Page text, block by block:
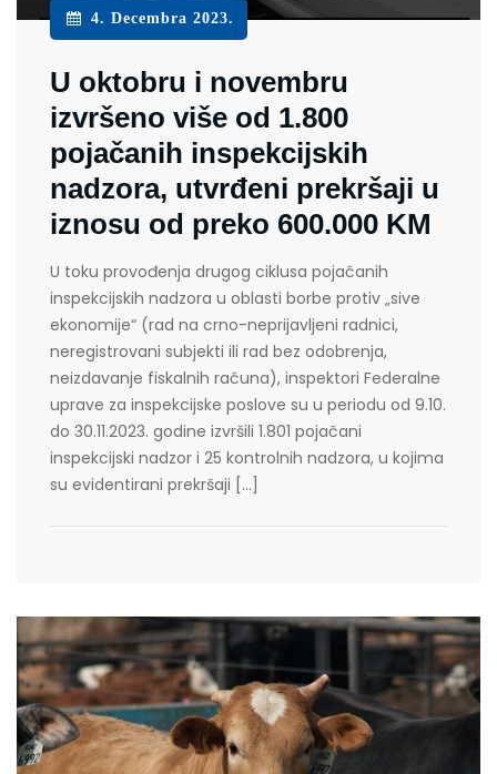
4. Decembra 2023.
U oktobru i novembru
izvršeno više od 1.800
pojačanih inspekcijskih
nadzora, utvrđeni prekršaji u
iznosu od preko 600.000 KM
U toku provođenja drugog ciklusa pojačanih
inspekcijskih nadzora u oblasti borbe protiv „sive
ekonomije“ (rad na crno-neprijavljeni radnici,
neregistrovani subjekti ili rad bez odobrenja,
neizdavanje fiskalnih računa), inspektori Federalne
uprave za inspekcijske poslove su u periodu od 9.10.
do 30.11.2023. godine izvršili 1.801 pojačani
inspekcijski nadzor i 25 kontrolnih nadzora, u kojima
su evidentirani prekršaji […]